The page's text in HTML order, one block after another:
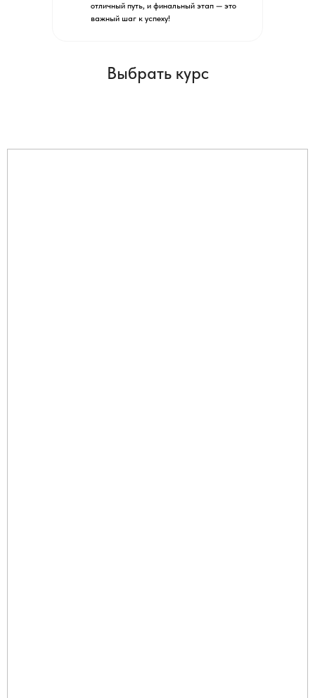
отличный путь, и финальный этап — это
важный шаг к успеху!
Выбрать курс